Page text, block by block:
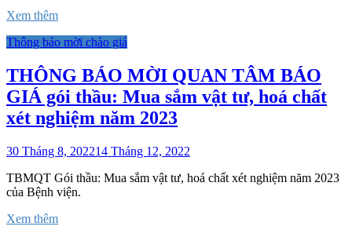
Xem thêm
Thông báo mời chào giá
THÔNG BÁO MỜI QUAN TÂM BÁO
GIÁ gói thầu: Mua sắm vật tư, hoá chất
xét nghiệm năm 2023
30 Tháng 8, 202214 Tháng 12, 2022
TBMQT Gói thầu: Mua sắm vật tư, hoá chất xét nghiệm năm 2023
của Bệnh viện.
Xem thêm